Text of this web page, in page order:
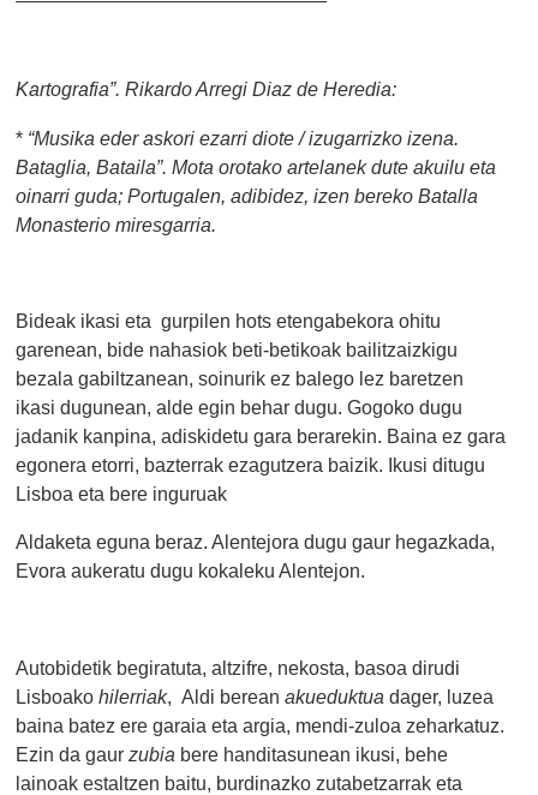
Kartografia”. Rikardo Arregi Diaz de Heredia:
* “Musika eder askori ezarri diote / izugarrizko izena.
Bataglia, Bataila”. Mota orotako artelanek dute akuilu eta
oinarri guda; Portugalen, adibidez, izen bereko Batalla
Monasterio miresgarria.
Bideak ikasi eta gurpilen hots etengabekora ohitu
garenean, bide nahasiok beti-betikoak bailitzaizkigu
bezala gabiltzanean, soinurik ez balego lez baretzen
ikasi dugunean, alde egin behar dugu. Gogoko dugu
jadanik kanpina, adiskidetu gara berarekin. Baina ez gara
egonera etorri, bazterrak ezagutzera baizik. Ikusi ditugu
Lisboa eta bere inguruak
Aldaketa eguna beraz. Alentejora dugu gaur hegazkada,
Evora aukeratu dugu kokaleku Alentejon.
Autobidetik begiratuta, altzifre, nekosta, basoa dirudi
Lisboakohilerriak, Aldi bereanakueduktua dager, luzea
baina batez ere garaia eta argia, mendi-zuloa zeharkatuz.
Ezin da gaur zubia bere handitasunean ikusi, behe
lainoak estaltzen baitu, burdinazko zutabetzarrak eta